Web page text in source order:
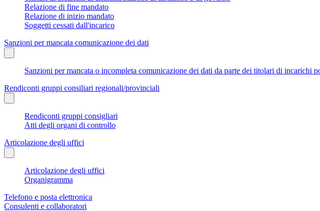
Relazione di fine mandato
Relazione di inizio mandato
Soggetti cessati dall'incarico
Sanzioni per mancata comunicazione dei dati
Sanzioni per mancata o incompleta comunicazione dei dati da parte dei titolari di incarichi
Rendiconti gruppi consiliari regionali/provinciali
Rendiconti gruppi consigliari
Atti degli organi di controllo
Articolazione degli uffici
Articolazione degli uffici
Organigramma
Telefono e posta elettronica
Consulenti e collaboratori